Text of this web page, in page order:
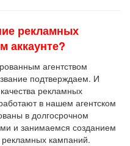
рекламных
аккаунте?
агентством
подтверждаем. И
рекламных
в нашем агентском
в долгосрочном
и занимаемся созданием
кампаний.